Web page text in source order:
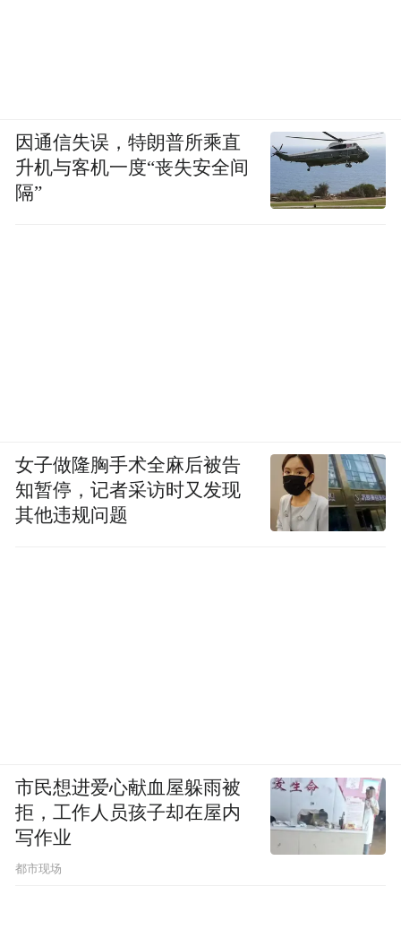
因通信失误，特朗普所乘直
升机与客机一度“丧失安全间
隔”
女子做隆胸手术全麻后被告
知暂停，记者采访时又发现
其他违规问题
市民想进爱心献血屋躲雨被
拒，工作人员孩子却在屋内
写作业
都市现场